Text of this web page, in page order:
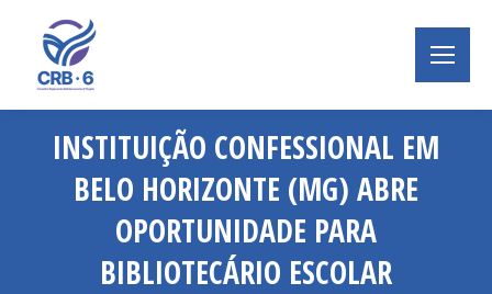
INSTITUIÇÃO CONFESSIONAL EM
BELO HORIZONTE (MG) ABRE
OPORTUNIDADE PARA
BIBLIOTECÁRIO ESCOLAR